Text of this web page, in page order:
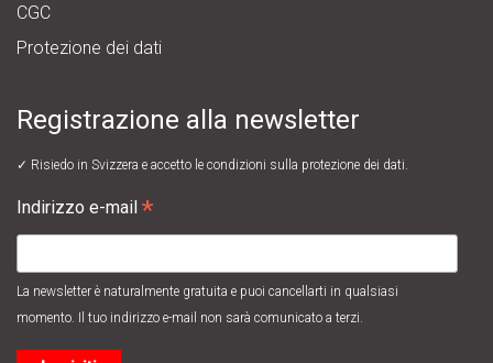
CGC
Protezione dei dati
Registrazione alla newsletter
✓ Risiedo in Svizzera e accetto le condizioni sulla protezione dei dati.
Indirizzo e-mail *
La newsletter è naturalmente gratuita e puoi cancellarti in qualsiasi
momento. Il tuo indirizzo e-mail non sarà comunicato a terzi.